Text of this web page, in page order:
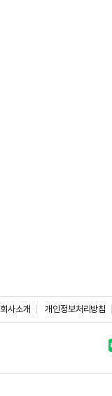
회사소개 개인정보처리방침